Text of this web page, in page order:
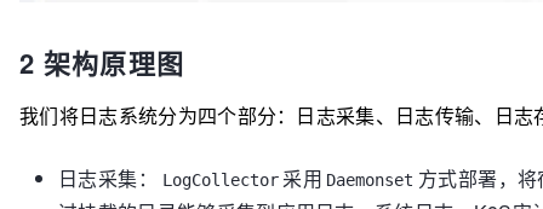
2 架构原理图
我们将日志系统分为四个部分：日志采集、日志传输、日志
日志采集： LogCollector 采用 Daemonset 方式部署，